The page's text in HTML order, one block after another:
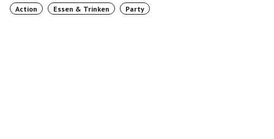
Action Essen & Trinken Party